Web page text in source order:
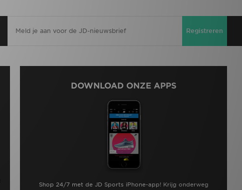
Registreren
DOWNLOAD ONZE APPS
Shop 24/7 met de JD Sports iPhone-app! Krijg onderweg